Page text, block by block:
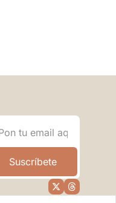
Suscríbete